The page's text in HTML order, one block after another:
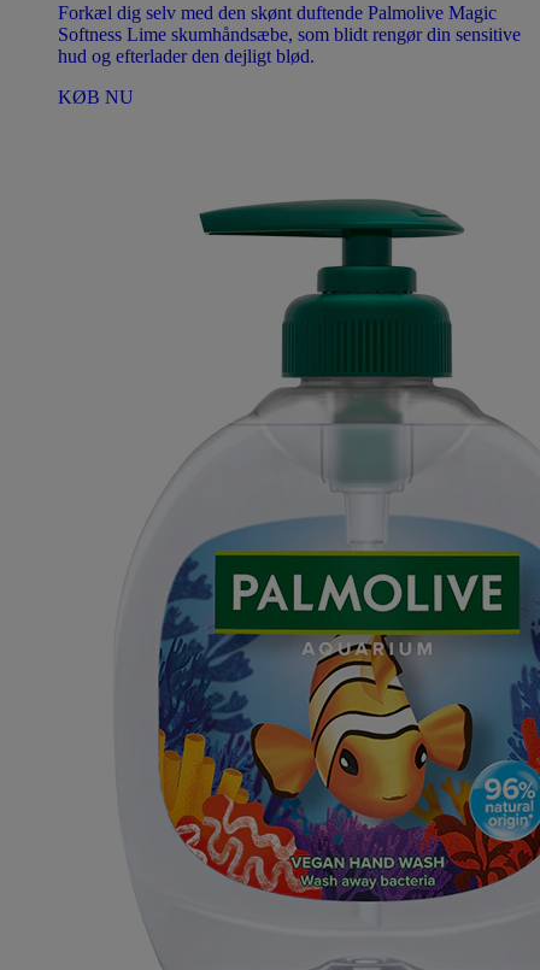
Forkæl dig selv med den skønt duftende Palmolive Magic
Softness Lime skumhåndsæbe, som blidt rengør din sensitive
hud og efterlader den dejligt blød.
KØB NU